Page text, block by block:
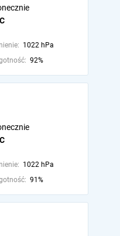
1022 hPa
92%
1022 hPa
91%